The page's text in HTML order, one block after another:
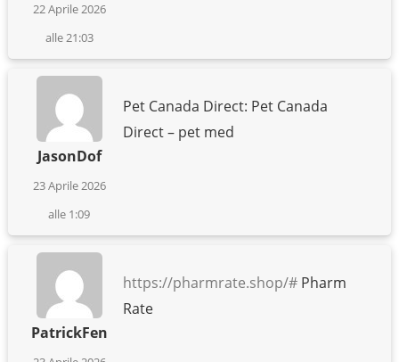
22 Aprile 2026
alle 21:03
JasonDof
23 Aprile 2026
alle 1:09
Pet Canada Direct: Pet Canada
Direct – pet med
PatrickFen
https://pharmrate.shop/#Pharm
Rate